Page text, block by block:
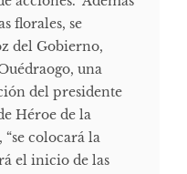
florales, se
del Gobierno,
una
del presidente
Héroe de la
colocará la
el inicio de las